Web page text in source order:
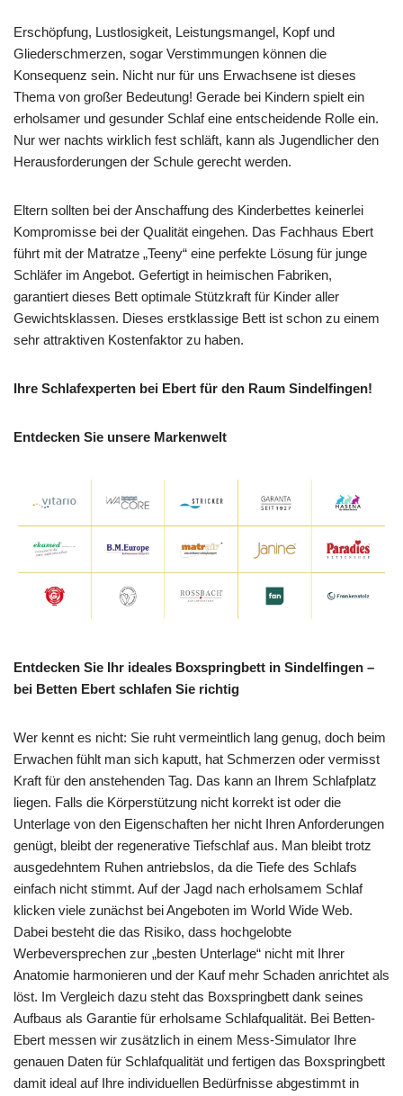
Erschöpfung, Lustlosigkeit, Leistungsmangel, Kopf und
Gliederschmerzen, sogar Verstimmungen können die
Konsequenz sein. Nicht nur für uns Erwachsene ist dieses
Thema von großer Bedeutung! Gerade bei Kindern spielt ein
erholsamer und gesunder Schlaf eine entscheidende Rolle ein.
Nur wer nachts wirklich fest schläft, kann als Jugendlicher den
Herausforderungen der Schule gerecht werden.
Eltern sollten bei der Anschaffung des Kinderbettes keinerlei
Kompromisse bei der Qualität eingehen. Das Fachhaus Ebert
führt mit der Matratze „Teeny“ eine perfekte Lösung für junge
Schläfer im Angebot. Gefertigt in heimischen Fabriken,
garantiert dieses Bett optimale Stützkraft für Kinder aller
Gewichtsklassen. Dieses erstklassige Bett ist schon zu einem
sehr attraktiven Kostenfaktor zu haben.
Ihre Schlafexperten bei Ebert für den Raum Sindelfingen!
Entdecken Sie unsere Markenwelt
Entdecken Sie Ihr ideales Boxspringbett in Sindelfingen –
bei Betten Ebert schlafen Sie richtig
Wer kennt es nicht: Sie ruht vermeintlich lang genug, doch beim
Erwachen fühlt man sich kaputt, hat Schmerzen oder vermisst
Kraft für den anstehenden Tag. Das kann an Ihrem Schlafplatz
liegen. Falls die Körperstützung nicht korrekt ist oder die
Unterlage von den Eigenschaften her nicht Ihren Anforderungen
genügt, bleibt der regenerative Tiefschlaf aus. Man bleibt trotz
ausgedehntem Ruhen antriebslos, da die Tiefe des Schlafs
einfach nicht stimmt. Auf der Jagd nach erholsamem Schlaf
klicken viele zunächst bei Angeboten im World Wide Web.
Dabei besteht die das Risiko, dass hochgelobte
Werbeversprechen zur „besten Unterlage“ nicht mit Ihrer
Anatomie harmonieren und der Kauf mehr Schaden anrichtet als
löst. Im Vergleich dazu steht das Boxspringbett dank seines
Aufbaus als Garantie für erholsame Schlafqualität. Bei Betten-
Ebert messen wir zusätzlich in einem Mess-Simulator Ihre
genauen Daten für Schlafqualität und fertigen das Boxspringbett
damit ideal auf Ihre individuellen Bedürfnisse abgestimmt in